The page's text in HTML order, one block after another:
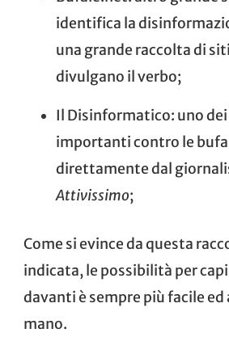
identifica la
una grande raccolta di
divulgano il verbo;
Il Disinformatico: uno
importanti contro le
direttamente dal
Attivissimo;
Come si evince da questa
indicata, le possibilità per
davanti è sempre più facile
mano.